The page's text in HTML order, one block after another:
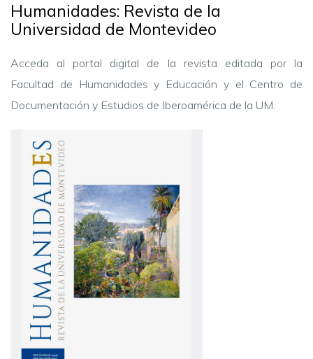
Humanidades: Revista de la
Universidad de Montevideo
Acceda al portal digital de la revista editada por la
Facultad de Humanidades y Educación yel Centro de
Documentación y Estudios de Iberoamérica de la UM.